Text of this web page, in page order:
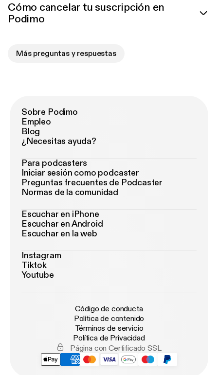
Cómo cancelar tu suscripción en
Podimo
Más preguntas y respuestas
Sobre Podimo
Empleo
Blog
¿Necesitas ayuda?
Para podcasters
Iniciar sesión como podcaster
Preguntas frecuentes de Podcaster
Normas de la comunidad
Escuchar en iPhone
Escuchar en Android
Escuchar en la web
Instagram
Tiktok
Youtube
Código de conducta
Política de contenido
Términos de servicio
Política de Privacidad
Página con Certificado SSL